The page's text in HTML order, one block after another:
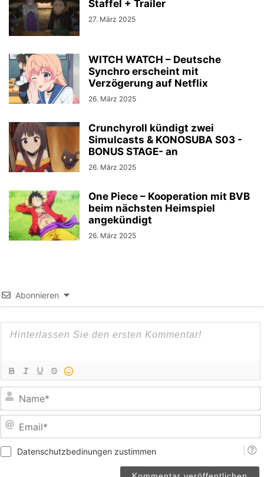
Staffel + Trailer
27. März 2025
WITCH WATCH – Deutsche
Synchro erscheint mit
Verzögerung auf Netflix
26. März 2025
Crunchyroll kündigt zwei
Simulcasts & KONOSUBA S03 -
BONUS STAGE- an
26. März 2025
One Piece – Kooperation mit BVB
beim nächsten Heimspiel
angekündigt
26. März 2025
Abonnieren
Datenschutzbedinungen zustimmen